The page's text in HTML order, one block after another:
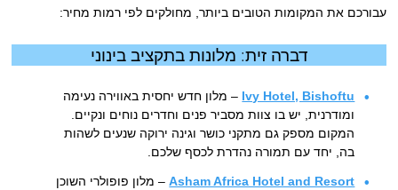
עבורכם את המקומות הטובים ביותר, מחולקים לפי רמות מחיר:
דברה זית: מלונות בתקציב בינוני
Ivy Hotel, Bishoftu – מלון חדש יחסית באווירה נעימה
ומודרנית, יש בו צוות מסביר פנים וחדרים נוחים ונקיים.
המקום מספק גם מתקני כושר וגינה ירוקה שנעים לשהות
בה, יחד עם תמורה נהדרת לכסף שלכם.
Asham Africa Hotel and Resort– מלון פופולרי השוכן